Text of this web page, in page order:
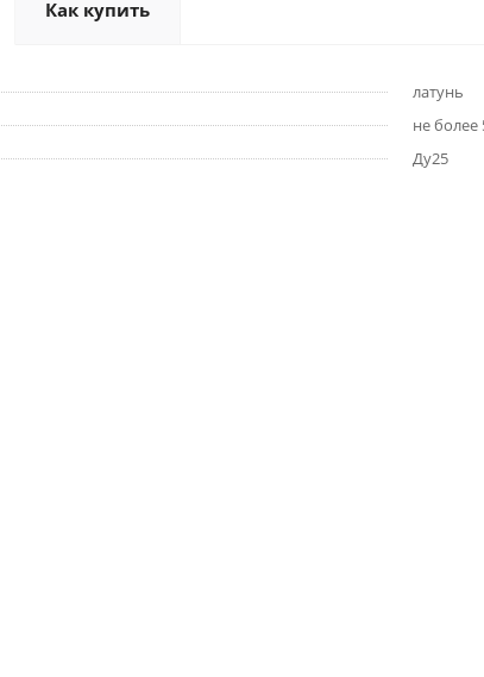
Как купить
латунь
не более
Ду25